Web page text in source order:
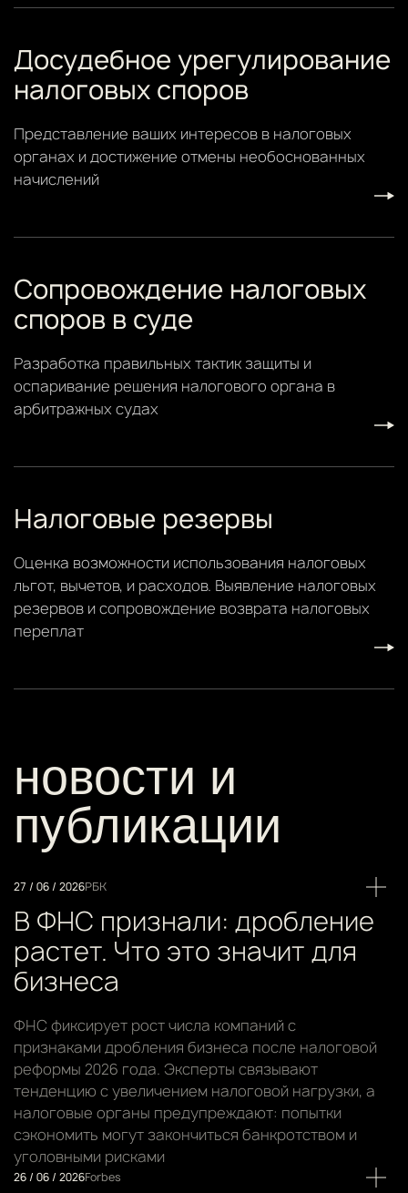
Досудебное урегулирование
налоговых споров
Представление ваших интересов в налоговых
органах и достижение отмены необоснованных
начислений
Сопровождение налоговых
споров в суде
Разработка правильных тактик защиты и
оспаривание решения налогового органа в
арбитражных судах
Налоговые резервы
Оценка возможности использования налоговых
льгот, вычетов, и расходов. Выявление налоговых
резервов и сопровождение возврата налоговых
переплат
новости и
публикации
27 / 06 / 2026РБК
В ФНС признали: дробление
растет. Что это значит для
бизнеса
ФНС фиксирует рост числа компаний с
признаками дробления бизнеса после налоговой
реформы 2026 года. Эксперты связывают
тенденцию с увеличением налоговой нагрузки, а
налоговые органы предупреждают: попытки
сэкономить могут закончиться банкротством и
уголовными рисками
26 / 06 / 2026Forbes